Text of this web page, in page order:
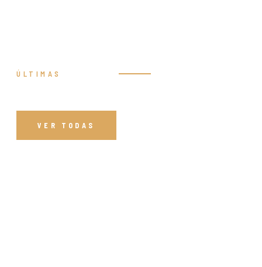
ÚLTIMAS
VER TODAS